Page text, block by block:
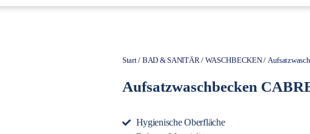
Start/ BAD & SANITÄR/ WASCHBECKEN/
Aufsatzwaschbecken
Hygienische Oberfläche